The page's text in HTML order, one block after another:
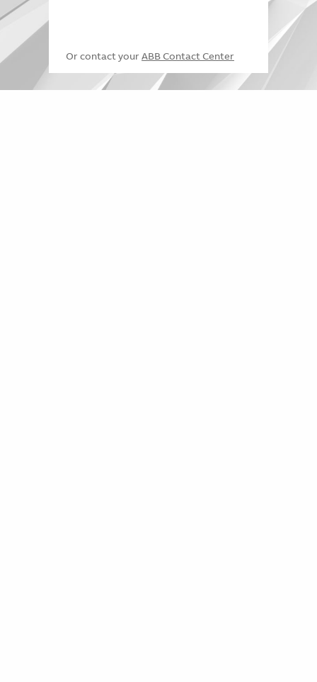
Or contact your ABB Contact Center